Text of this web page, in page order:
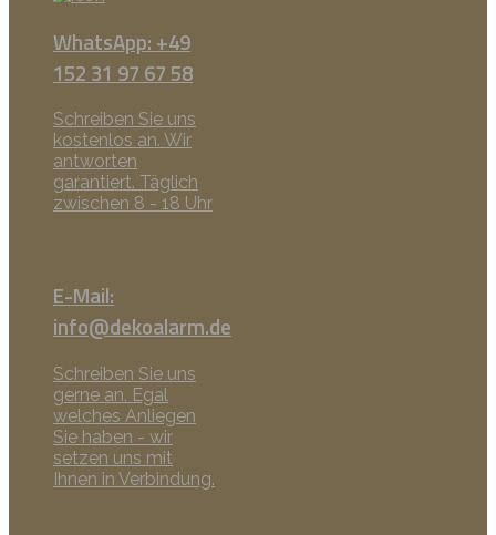
WhatsApp: +49
152 31 97 67 58
Schreiben Sie uns
kostenlos an. Wir
antworten
garantiert. Täglich
zwischen 8 - 18 Uhr
E-Mail:
info@dekoalarm.de
Schreiben Sie uns
gerne an. Egal
welches Anliegen
Sie haben - wir
setzen uns mit
Ihnen in Verbindung.